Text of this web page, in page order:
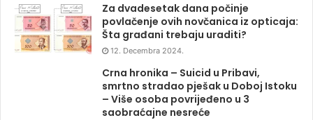
Za dvadesetak dana počinje
povlačenje ovih novčanica iz opticaja:
Šta građani trebaju uraditi?
12. Decembra 2024.
Crna hronika – Suicid u Pribavi,
smrtno stradao pješak u Doboj Istoku
– Više osoba povrijeđeno u 3
saobraćajne nesreće